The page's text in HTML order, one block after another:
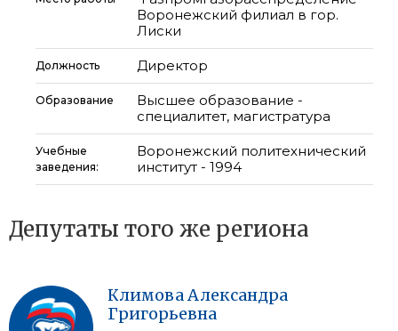
Воронежский филиал в гор.
Лиски
Должность Директор
Образование
Высшее образование -
специалитет, магистратура
Учебные
заведения:
Воронежский политехнический
институт - 1994
Депутаты того же региона
КлимоваАлександра
Григорьевна